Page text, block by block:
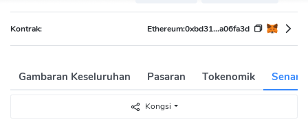
Kontrak: Ethereum:0xbd31...a06fa3d
Gambaran Keseluruhan Pasaran Tokenomik
Kongsi